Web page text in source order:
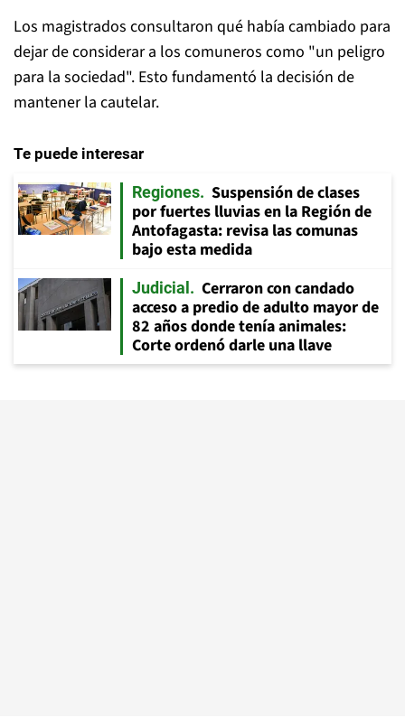
Los magistrados consultaron qué había cambiado para
dejar de considerar a los comuneros como "un peligro
para la sociedad". Esto fundamentó la decisión de
mantener la cautelar.
Te puede interesar
Regiones
Suspensión de clases
por fuertes lluvias en la Región de
Antofagasta: revisa las comunas
bajo esta medida
Judicial
Cerraron con candado
acceso a predio de adulto mayor de
82 años donde tenía animales:
Corte ordenó darle una llave